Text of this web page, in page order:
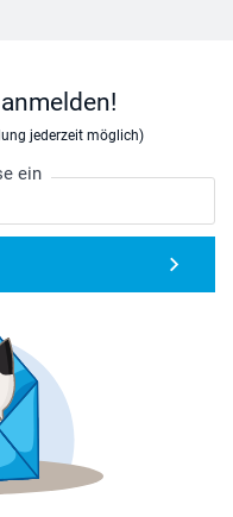
jederzeit möglich)
ein